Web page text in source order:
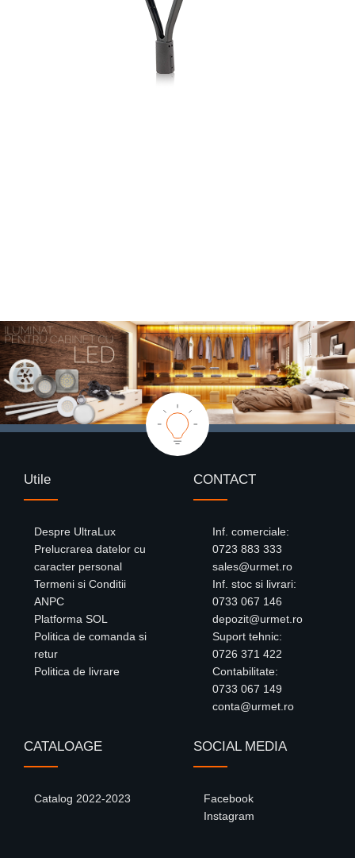
Utile
Despre UltraLux
Prelucrarea datelor cu
caracter personal
Termeni si Conditii
ANPC
Platforma SOL
Politica de comanda si
retur
Politica de livrare
CONTACT
Inf. comerciale:
0723 883 333
sales@urmet.ro
Inf. stoc si livrari:
0733 067 146
depozit@urmet.ro
Suport tehnic:
0726 371 422
Contabilitate:
0733 067 149
conta@urmet.ro
CATALOAGE
Catalog 2022-2023
SOCIAL MEDIA
Facebook
Instagram